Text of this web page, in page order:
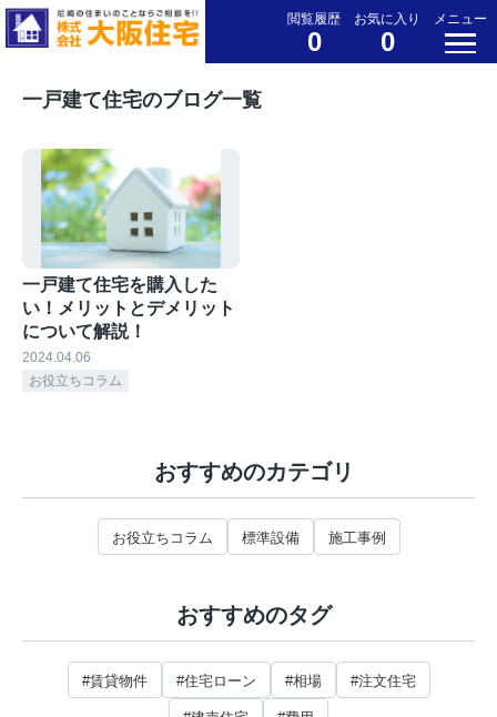
閲覧履歴
0
お気に入り
0
メニュー
一戸建て住宅のブログ一覧
一戸建て住宅を購入した
い！メリットとデメリット
について解説！
2024.04.06
お役立ちコラム
おすすめのカテゴリ
お役立ちコラム 標準設備 施工事例
おすすめのタグ
#賃貸物件 #住宅ローン #相場 #注文住宅